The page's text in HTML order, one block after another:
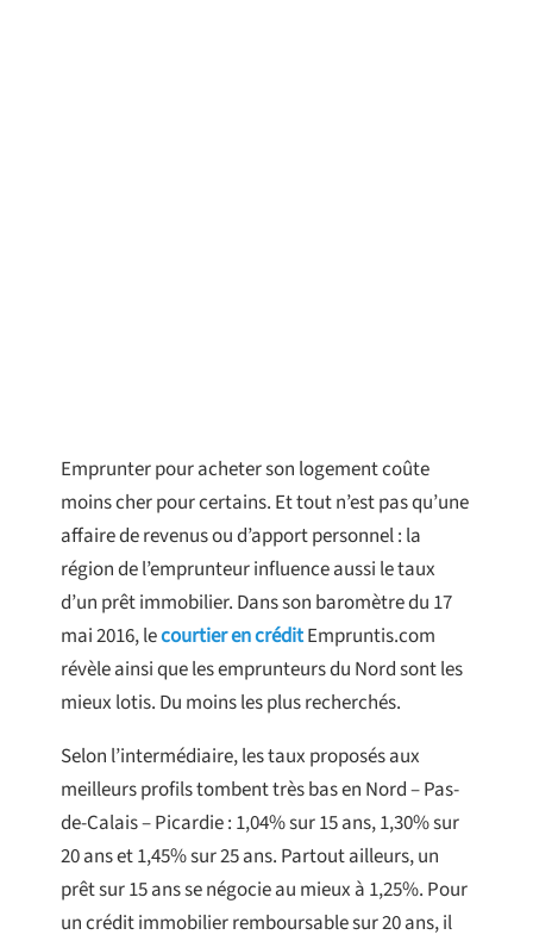
Emprunter pour acheter son logement coûte
moins cher pour certains. Et tout n’est pas qu’une
affaire de revenus ou d’apport personnel : la
région de l’emprunteur influence aussi le taux
d’un prêt immobilier. Dans son baromètre du 17
mai 2016, lecourtier en créditEmpruntis.com
révèle ainsi que les emprunteurs du Nord sont les
mieux lotis. Du moins les plus recherchés.
Selon l’intermédiaire, les taux proposés aux
meilleurs profils tombent très bas en Nord – Pas-
de-Calais – Picardie : 1,04% sur 15 ans, 1,30% sur
20 ans et 1,45% sur 25 ans. Partout ailleurs, un
prêt sur 15 ans se négocie au mieux à 1,25%. Pour
un crédit immobilier remboursable sur 20 ans, il